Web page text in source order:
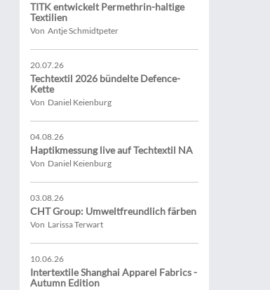
TITK entwickelt Permethrin-haltige
Textilien
Von Antje Schmidtpeter
20.07.26
Techtextil 2026 bündelte Defence-
Kette
Von Daniel Keienburg
04.08.26
Haptikmessung live auf Techtextil NA
Von Daniel Keienburg
03.08.26
CHT Group: Umweltfreundlich färben
Von Larissa Terwart
10.06.26
Intertextile Shanghai Apparel Fabrics -
Autumn Edition